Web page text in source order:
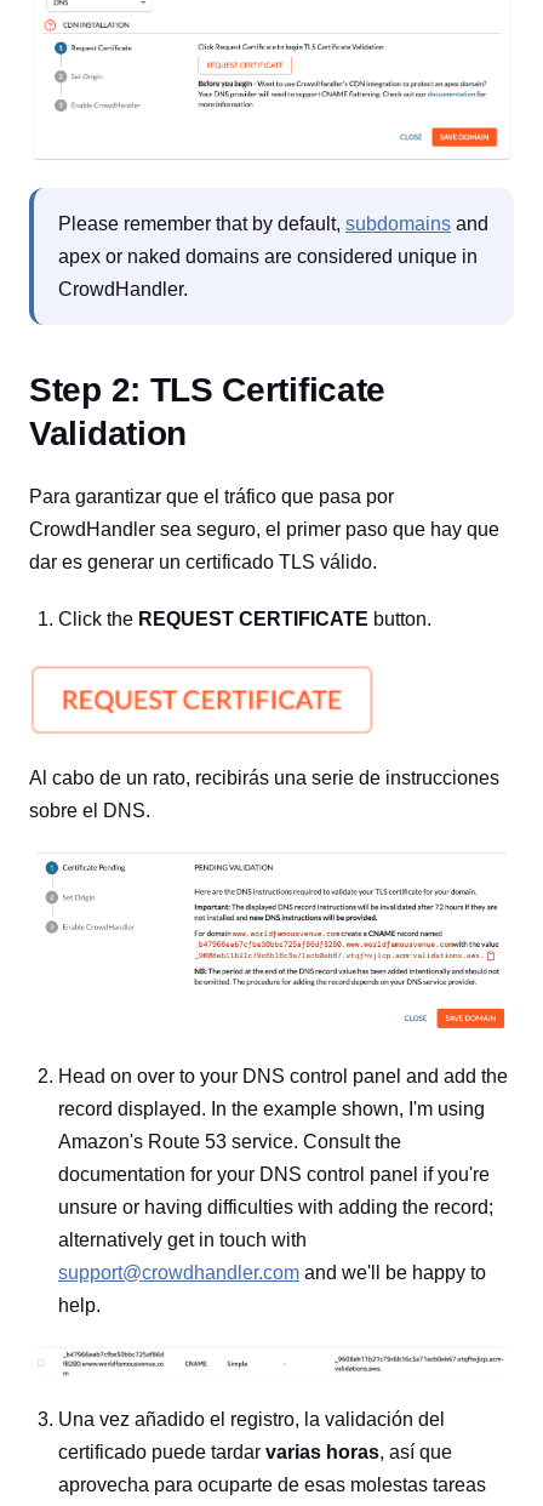
Please remember that by default, subdomains and
apex or naked domains are considered unique in
CrowdHandler.
Step 2: TLS Certificate
Validation
Para garantizar que el tráfico que pasa por
CrowdHandler sea seguro, el primer paso que hay que
dar es generar un certificado TLS válido.
Click the REQUEST CERTIFICATE button.
Al cabo de un rato, recibirás una serie de instrucciones
sobre el DNS.
Head on over to your DNS control panel and add the
record displayed. In the example shown, I'm using
Amazon's Route 53 service. Consult the
documentation for your DNS control panel if you're
unsure or having difficulties with adding the record;
alternatively get in touch with
support@crowdhandler.com and we'll be happy to
help.
Una vez añadido el registro, la validación del
certificado puede tardar varias horas, así que
aprovecha para ocuparte de esas molestas tareas